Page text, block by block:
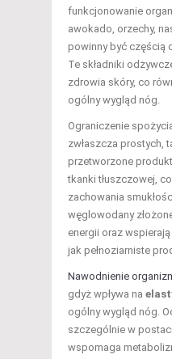
funkcjonowanie
awokado, orzechy,
powinny być częścią
Te składniki
zdrowia skóry, co
ogólny wygląd nóg.
Ograniczenie
zwłaszcza prostych,
przetworzone
tkanki tłuszczowej,
zachowania
węglowodany
energii oraz
jak pełnoziarniste
Nawodnienie
gdyż wpływa na
ogólny wygląd nóg.
szczególnie w
wspomaga